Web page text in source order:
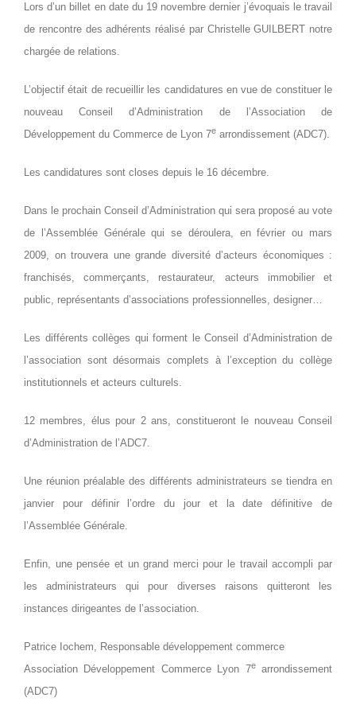
Lors d’un billet en date du 19 novembre dernier j’évoquais le travail
de rencontre des adhérents réalisé par Christelle GUILBERT notre
chargée de relations.
L’objectif était de recueillir les candidatures en vue de constituer le
nouveau Conseil d’Administration de l’Association de
Développement du Commerce de Lyon 7e arrondissement (ADC7).
Les candidatures sont closes depuis le 16 décembre.
Dans le prochain Conseil d’Administration qui sera proposé au vote
de l’Assemblée Générale qui se déroulera, en février ou mars
2009, on trouvera une grande diversité d’acteurs économiques :
franchisés, commerçants, restaurateur, acteurs immobilier et
public, représentants d’associations professionnelles, designer…
Les différents collèges qui forment le Conseil d’Administration de
l’association sont désormais complets à l’exception du collège
institutionnels et acteurs culturels.
12 membres, élus pour 2 ans, constitueront le nouveau Conseil
d’Administration de l’ADC7.
Une réunion préalable des différents administrateurs se tiendra en
janvier pour définir l’ordre du jour et la date définitive de
l’Assemblée Générale.
Enfin, une pensée et un grand merci pour le travail accompli par
les administrateurs qui pour diverses raisons quitteront les
instances dirigeantes de l’association.
Patrice Iochem, Responsable développement commerce
Association Développement Commerce Lyon 7earrondissement
(ADC7)